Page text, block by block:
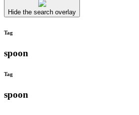
Hide the search overlay
Tag
spoon
Tag
spoon